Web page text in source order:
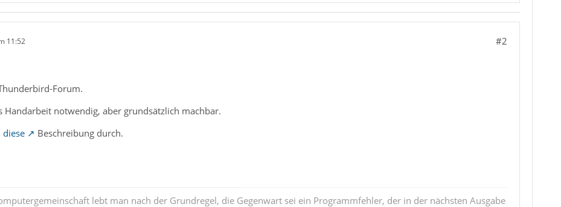
11:52 #2
Forum.
Handarbeit notwendig, aber grundsätzlich machbar.
diese
Beschreibung durch.
lebt man nach der Grundregel, die Gegenwart sei ein Programmfehler, der in der nächsten Ausgabe